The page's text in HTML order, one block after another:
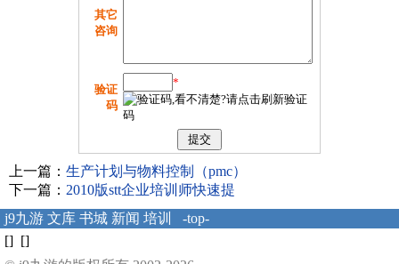
其它
咨询
验证
码
*
上一篇： 生产计划与物料控制（pmc）
下一篇： 2010版stt企业培训师快速提
j9九游 文库 书城 新闻 培训
-top-
[] []